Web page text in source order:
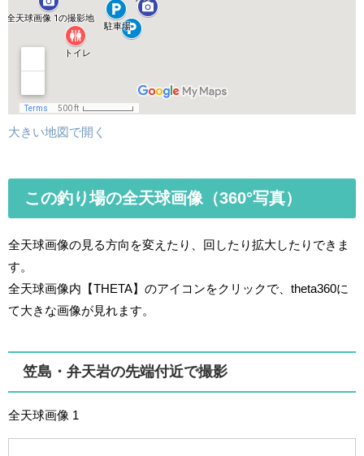
大きい地図で開く
この釣り場の全天球画像（360°写真）
全天球画像の見る方向を変えたり、回したり拡大したりできま
す。
全天球画像内【THETA】のアイコンをクリックで、theta360に
て大きな画像が見れます。
笠島・弁天岩の先端付近で撮影
全天球画像 1